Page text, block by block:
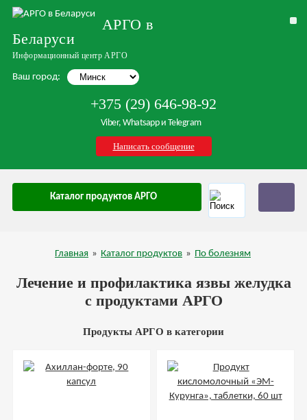
АРГО в
Беларуси
Информационный центр АРГО
Ваш город:
+375 (29) 646-98-92
Viber, Whatsapp и Telegram
Написать сообщение
Каталог продуктов АРГО
Главная » Каталог продуктов » По болезням
Лечение и профилактика язвы желудка
с продуктами АРГО
Продукты АРГО в категории